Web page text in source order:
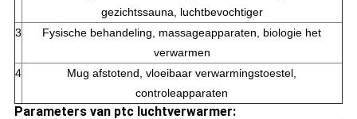
gezichtssauna, luchtbevochtiger
3
Fysische behandeling, massageapparaten, biologie het
verwarmen
4
Mug afstotend, vloeibaar verwarmingstoestel,
controleapparaten
Parameters van ptc luchtverwarmer: